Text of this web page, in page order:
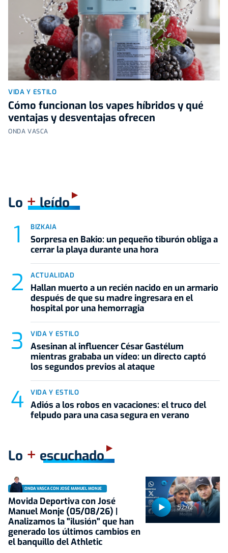
VIDA Y ESTILO
Cómo funcionan los vapes híbridos y qué
ventajas y desventajas ofrecen
ONDA VASCA
Lo +leído
BIZKAIA
Sorpresa en Bakio: un pequeño tiburón obliga a
cerrar la playa durante una hora
ACTUALIDAD
Hallan muerto a un recién nacido en un armario
después de que su madre ingresara en el
hospital por una hemorragia
VIDA Y ESTILO
Asesinan al influencer César Gastélum
mientras grababa un vídeo: un directo captó
los segundos previos al ataque
VIDA Y ESTILO
Adiós a los robos en vacaciones: el truco del
felpudo para una casa segura en verano
Lo + escuchado
52:42
ONDA VASCA CON JOSÉ MANUEL MONJE
Movida Deportiva con José
Manuel Monje (05/08/26) |
Analizamos la "ilusión" que han
generado los últimos cambios en
el banquillo del Athletic